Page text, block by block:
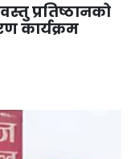
प्रतिष्ठानको
कार्यक्रम